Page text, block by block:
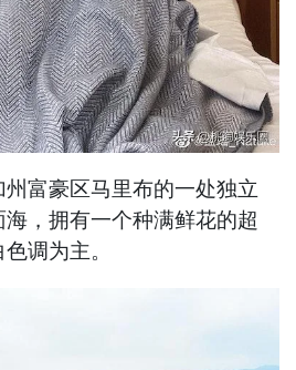
富豪区马里布的一处独立
，拥有一个种满鲜花的超
调为主。